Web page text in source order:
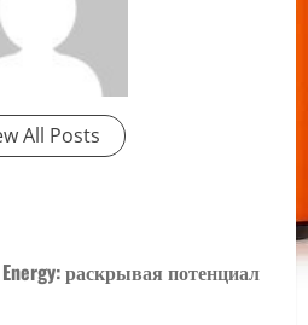
All Posts
раскрывая потенциал